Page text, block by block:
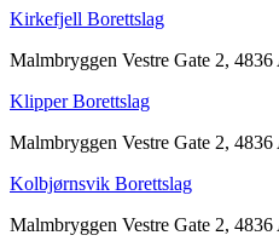
Kirkefjell Borettslag
Malmbryggen Vestre Gate 2, 4836
Klipper Borettslag
Malmbryggen Vestre Gate 2, 4836
Kolbjørnsvik Borettslag
Malmbryggen Vestre Gate 2, 4836